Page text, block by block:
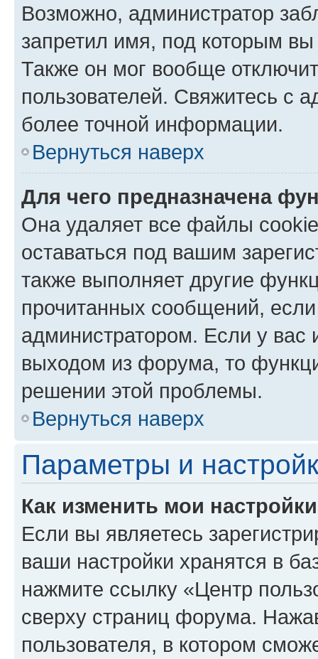
Возможно, администратор
запретил имя, под которым вы
Также он мог вообще
пользователей. Свяжитесь с
более точной информации.
Вернуться наверх
Для чего предназначена
Она удаляет все файлы
оставаться под вашим
также выполняет другие
прочитанных сообщений,
администратором. Если у
выходом из форума, то
решении этой проблемы.
Вернуться наверх
Параметры и
Как изменить мои
Если вы являетесь
ваши настройки хранятся в
нажмите ссылку «Центр
сверху страниц форума.
пользователя, в котором